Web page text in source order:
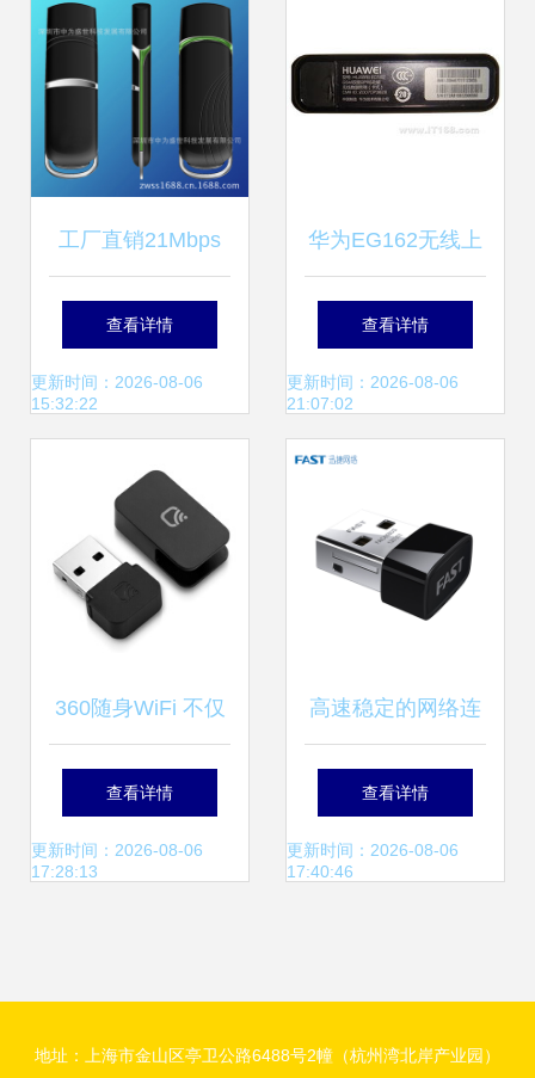
析
工厂直销21Mbps
高通8200A芯片
3.5G联通上网卡 价
中为盛世科技深度
解析
查看详情
更新时间：2026-08-06
15:32:22
华为EG162无线上
网卡 产品图片与实
用解析
查看详情
更新时间：2026-08-06
21:07:02
360随身WiFi 不仅
是热点，更是便携
无线网卡的智能之
查看详情
更新时间：2026-08-06
17:28:13
高速稳定的网络连
接新选择 迅捷免驱
USB无线网卡深度
查看详情
更新时间：2026-08-06
17:40:46
地址：上海市金山区亭卫公路6488号2幢（杭州湾北岸产业园）